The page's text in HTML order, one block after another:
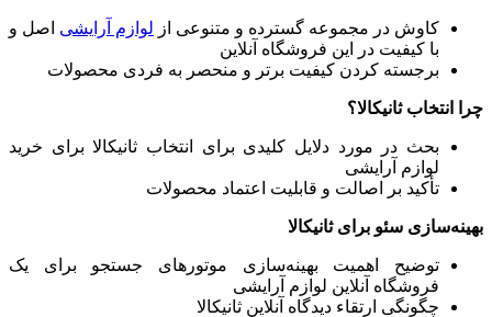
کاوش در مجموعه گسترده و متنوعی از لوازم آرایشی اصل و
با کیفیت در این فروشگاه آنلاین
برجسته کردن کیفیت برتر و منحصر به فردی محصولات
چرا انتخاب ثانیکالا؟
بحث در مورد دلایل کلیدی برای انتخاب ثانیکالا برای خرید
لوازم آرایشی
تأکید بر اصالت و قابلیت اعتماد محصولات
بهینه‌سازی سئو برای ثانیکالا
توضیح اهمیت بهینه‌سازی موتورهای جستجو برای یک
فروشگاه آنلاین لوازم آرایشی
چگونگی ارتقاء دیدگاه آنلاین ثانیکالا